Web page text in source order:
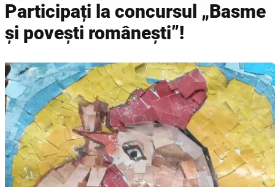
Participați la concursul „Basme
și povești românești”!